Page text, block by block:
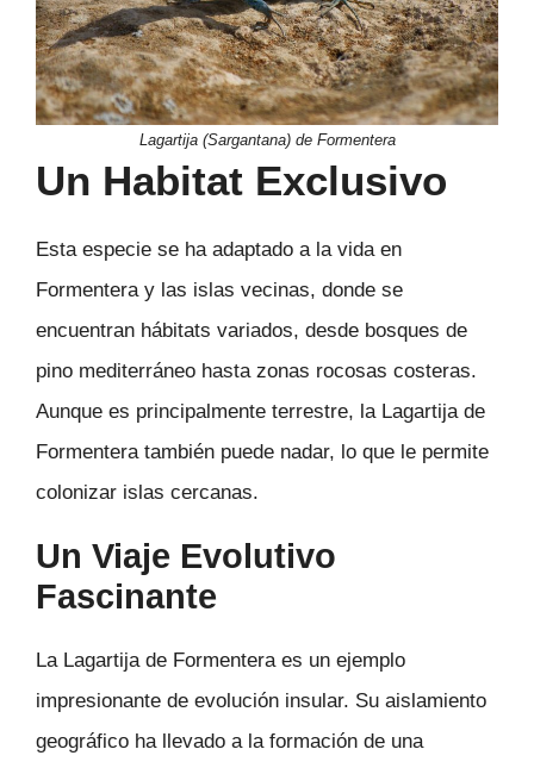
Lagartija (Sargantana) de Formentera
Un Habitat Exclusivo
Esta especie se ha adaptado a la vida en
Formentera y las islas vecinas, donde se
encuentran hábitats variados, desde bosques de
pino mediterráneo hasta zonas rocosas costeras.
Aunque es principalmente terrestre, la Lagartija de
Formentera también puede nadar, lo que le permite
colonizar islas cercanas.
Un Viaje Evolutivo
Fascinante
La Lagartija de Formentera es un ejemplo
impresionante de evolución insular. Su aislamiento
geográfico ha llevado a la formación de una